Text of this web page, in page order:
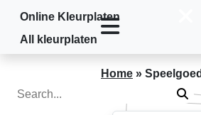
Online Kleurplaten
All kleurplaten
Home » Speelgoed